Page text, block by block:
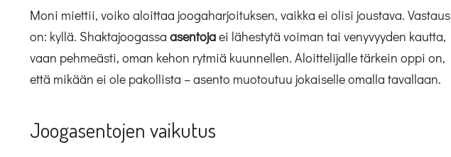
Moni miettii, voiko aloittaa joogaharjoituksen, vaikka ei olisi joustava. Vastaus
on: kyllä. Shaktajoogassa asentojaei lähestytä voiman tai venyvyyden kautta,
vaan pehmeästi, oman kehon rytmiä kuunnellen. Aloittelijalle tärkein oppi on,
että mikään ei ole pakollista – asento muotoutuu jokaiselle omalla tavallaan.
Joogasentojen vaikutus